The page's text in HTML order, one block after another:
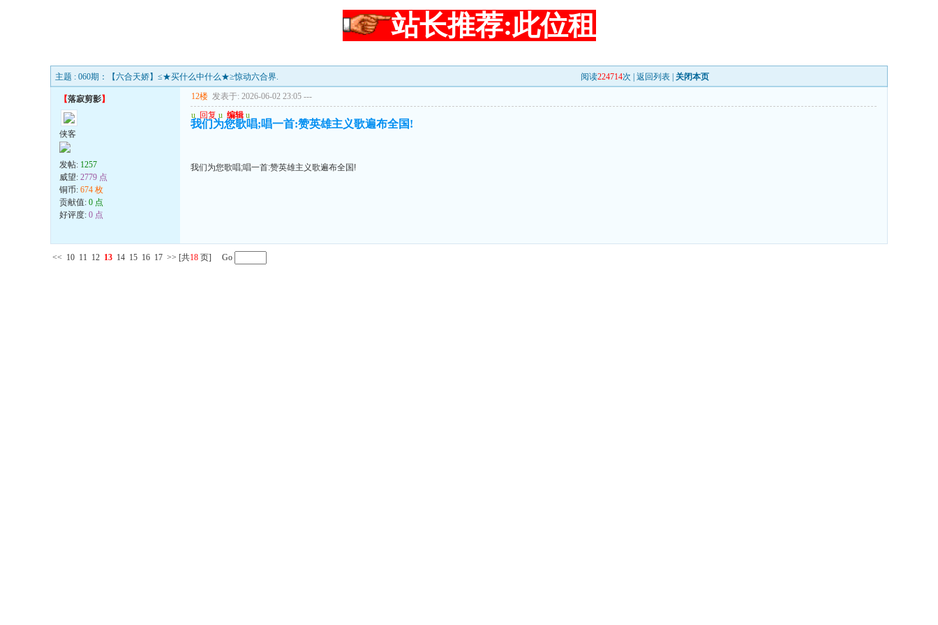
站长推荐:此位租
主题 : 060期：【六合天娇】≤★买什么中什么★≥惊动六合界. 阅读224714次 | 返回列表 关闭本页
【落寂剪影】
侠客
发帖: 1257
威望: 2779 点
铜币: 674 枚
贡献值: 0 点
好评度: 0 点
12楼 发表于: 2026-06-02 23:05 ---
u 回复 u 编辑 u
我们为您歌唱;唱一首:赞英雄主义歌遍布全国!
我们为您歌唱;唱一首:赞英雄主义歌遍布全国!
<< 10 11 12 13 14 15 16 17 >> [共18 页] Go